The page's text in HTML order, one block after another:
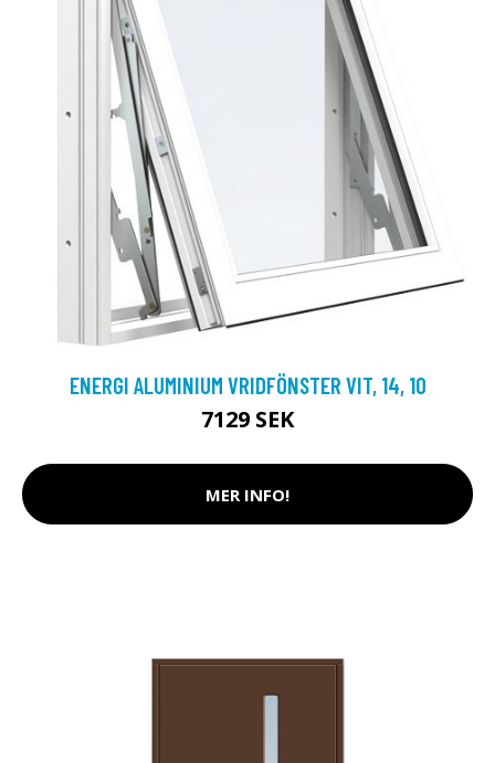
ENERGI ALUMINIUM VRIDFÖNSTER VIT, 14, 10
7129 SEK
MER INFO!